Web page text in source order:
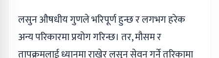
लसुन औषधीय गुणले भरिपूर्ण हुन्छ र लगभग हरेक
अन्य परिकारमा प्रयोग गरिन्छ। तर, मौसम र
तापक्रमलाई ध्यानमा राखेर लसुन सेवन गर्ने तरिकामा